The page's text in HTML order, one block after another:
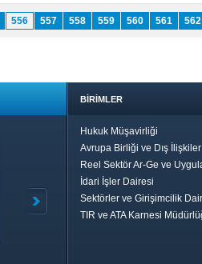
556 557 558 559 560 561 562
BİRİMLER
Hukuk Müşavirliği
Avrupa Birliği ve Dış
Reel Sektör Ar-Ge ve
İdari İşler Dairesi
Sektörler ve Girişimcilik
TIR ve ATA Karnesi